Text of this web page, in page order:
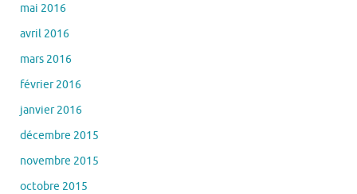
mai 2016
avril 2016
mars 2016
février 2016
janvier 2016
décembre 2015
novembre 2015
octobre 2015